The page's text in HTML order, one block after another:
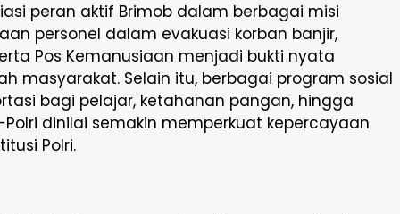
peran aktif Brimob dalam berbagai misi
personel dalam evakuasi korban banjir,
Pos Kemanusiaan menjadi bukti nyata
masyarakat. Selain itu, berbagai program sosial
bagi pelajar, ketahanan pangan, hingga
dinilai semakin memperkuat kepercayaan
Polri.